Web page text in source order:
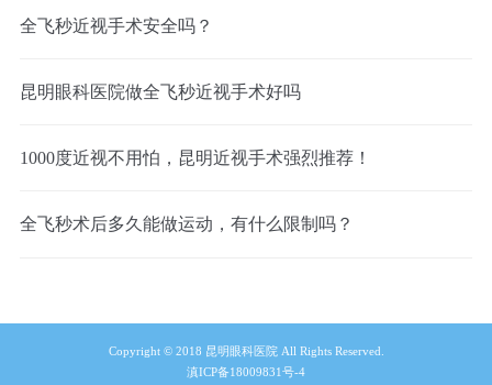
全飞秒近视手术安全吗？
昆明眼科医院做全飞秒近视手术好吗
1000度近视不用怕，昆明近视手术强烈推荐！
全飞秒术后多久能做运动，有什么限制吗？
Copyright © 2018 昆明眼科医院 All Rights Reserved.
滇ICP备18009831号-4